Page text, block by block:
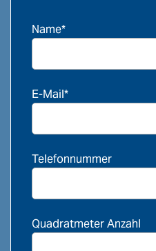
Name*
E-Mail*
Telefonnummer
Quadratmeter Anzahl